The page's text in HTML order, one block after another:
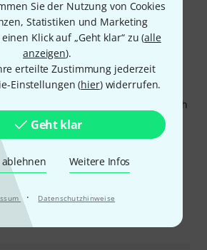
Sie der Nutzung von Cookies
Statistiken und Marketing
Klick auf „Geht klar“ zu (alle
anzeigen).
erteilte Zustimmung jederzeit
Einstellungen (hier) widerrufen.
Geht klar
ablehnen Weitere Infos
· Datenschutzhinweise
und Langlebigkeit
30.12.2016
acht Jahre nach dem Kauf, da ich
Konte eingeloggt habe. Spiele
auf meinen beiden Kontrabässen
ihre Qualität ohne wesentlichen
und gleichzeitig langer
BEWERTUNG MELDEN